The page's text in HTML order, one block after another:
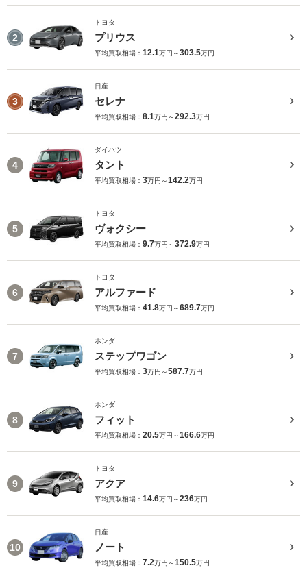
2
トヨタ
プリウス
平均買取相場： 12.1万円～303.5万円
3
日産
セレナ
平均買取相場： 8.1万円～292.3万円
4
ダイハツ
タント
平均買取相場： 3万円～142.2万円
5
トヨタ
ヴォクシー
平均買取相場： 9.7万円～372.9万円
6
トヨタ
アルファード
平均買取相場： 41.8万円～689.7万円
7
ホンダ
ステップワゴン
平均買取相場： 3万円～587.7万円
8
ホンダ
フィット
平均買取相場： 20.5万円～166.6万円
9
トヨタ
アクア
平均買取相場： 14.6万円～236万円
10
日産
ノート
平均買取相場： 7.2万円～150.5万円